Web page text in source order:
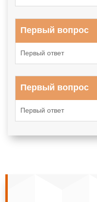
Первый вопрос
Первый ответ
Первый вопрос
Первый ответ